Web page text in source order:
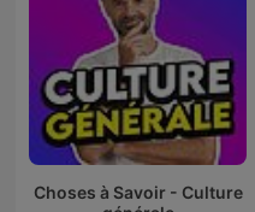
Choses à Savoir - Culture